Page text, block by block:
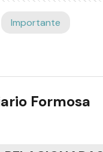
Importante
Formosa